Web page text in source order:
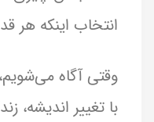
انتخاب اینکه هر
وقتی آگاه
با تغییر اندیشه،